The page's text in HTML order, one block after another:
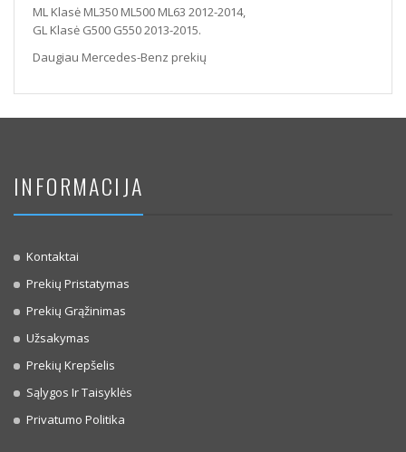
ML Klasė ML350 ML500 ML63 2012-2014,
GL Klasė G500 G550 2013-2015.
Daugiau Mercedes-Benz prekių
INFORMACIJA
Kontaktai
Prekių Pristatymas
Prekių Grąžinimas
Užsakymas
Prekių Krepšelis
Sąlygos Ir Taisyklės
Privatumo Politika